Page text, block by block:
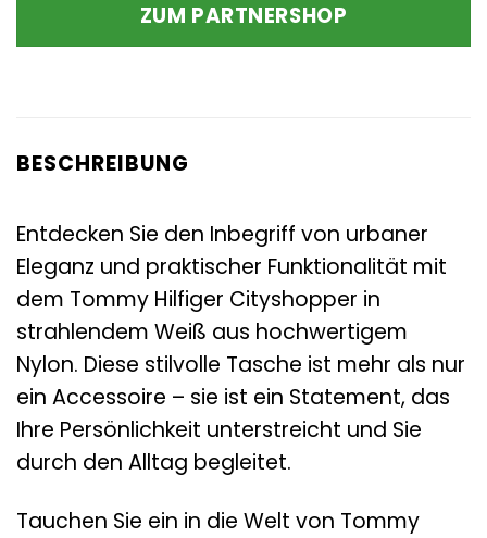
ZUM PARTNERSHOP
BESCHREIBUNG
Entdecken Sie den Inbegriff von urbaner
Eleganz und praktischer Funktionalität mit
dem Tommy Hilfiger Cityshopper in
strahlendem Weiß aus hochwertigem
Nylon. Diese stilvolle Tasche ist mehr als nur
ein Accessoire – sie ist ein Statement, das
Ihre Persönlichkeit unterstreicht und Sie
durch den Alltag begleitet.
Tauchen Sie ein in die Welt von Tommy